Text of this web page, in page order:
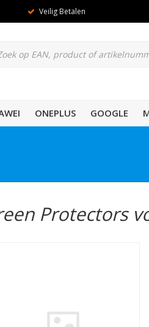
Veilig Betalen
ONEPLUS GOOGLE
Protectors